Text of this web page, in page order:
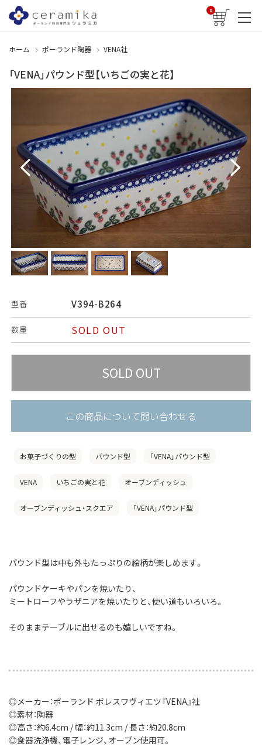
0
ホーム ポーランド陶器 VENA社
「VENA」パウンド型【いちごの実と花】
型番 V394-B264
数量 SOLD OUT
この商品について問い合わせる
お菓子づくりの型 パウンド型 「VENA」パウンド型
VENA いちごの実と花 オーブンディッシュ
オーブンディッシュ・スクエア 「VENA」パウンド型
パウンド型は中も外もたっぷりの絵柄が楽しめます。
パウンドケーキやパンを焼いたり、
ミートローフやラザニアを焼いたりと、使い道もいろいろ。
そのままテーブルに出せるのも嬉しいですね。
◎メーカー：ポーランド ボレスワヴィエツ『VENA』社
◎素材：陶器
◎高さ：約6.4cm / 幅：約11.3cm / 長さ：約20.8cm
◎食器洗浄機、電子レンジ、オーブン使用可。